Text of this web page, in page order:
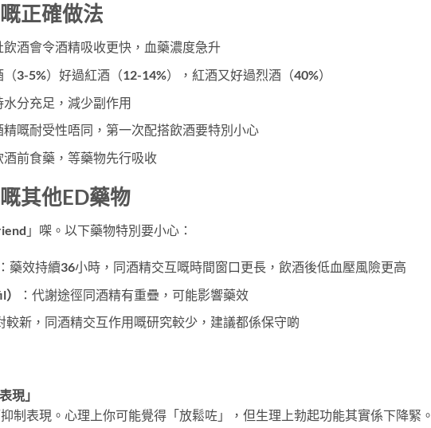
正確做法
飲酒會令酒精吸收更快，血藥濃度急升
3-5%）好過紅酒（12-14%），紅酒又好過烈酒（40%）
水分充足，減少副作用
嘅耐受性唔同，第一次配搭飲酒要特別小心
前食藥，等藥物先行吸收
其他ED藥物
」㗎。以下藥物特別要小心：
：藥效持續36小時，同酒精交互嘅時間窗口更長，飲酒後低血壓風險更高
：代謝途徑同酒精有重疊，可能影響藥效
較新，同酒精交互作用嘅研究較少，建議都係保守啲
現」
制表現。心理上你可能覺得「放鬆咗」，但生理上勃起功能其實係下降緊